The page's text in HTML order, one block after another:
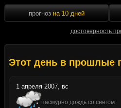
прогноз на 10 дней
достоверность
Этот день в прошлые
1 апреля 2007, вс
пасмурно дождь со снегом